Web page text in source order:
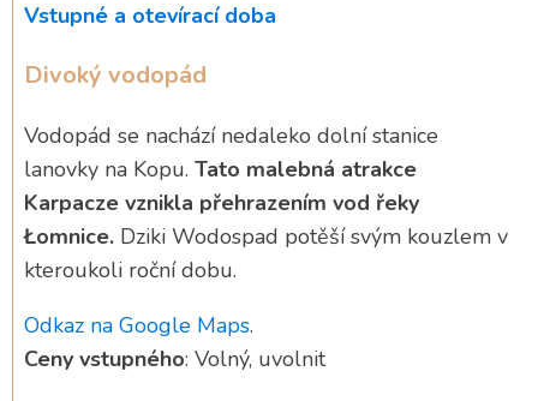
Vstupné a otevírací doba
Divoký vodopád
Vodopád se nachází nedaleko dolní stanice
lanovky na Kopu. Tato malebná atrakce
Karpacze vznikla přehrazením vod řeky
Łomnice. Dziki Wodospad potěší svým kouzlem v
kteroukoli roční dobu.
Odkaz na Google Maps.
Ceny vstupného: Volný, uvolnit